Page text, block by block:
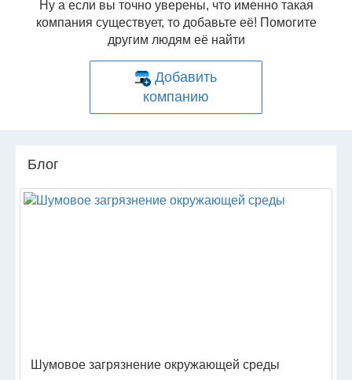
Ну а если вы точно уверены, что именно такая
компания существует, то добавьте её! Помогите
другим людям её найти
Добавить
компанию
Блог
Шумовое загрязнение окружающей среды